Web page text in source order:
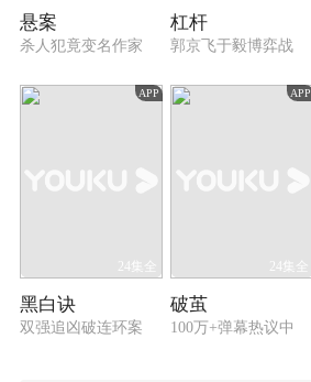
悬案
杀人犯竟变名作家
杠杆
郭京飞于毅博弈战
APP
24集全
黑白诀
双强追凶破连环案
APP
24集全
破茧
100万+弹幕热议中